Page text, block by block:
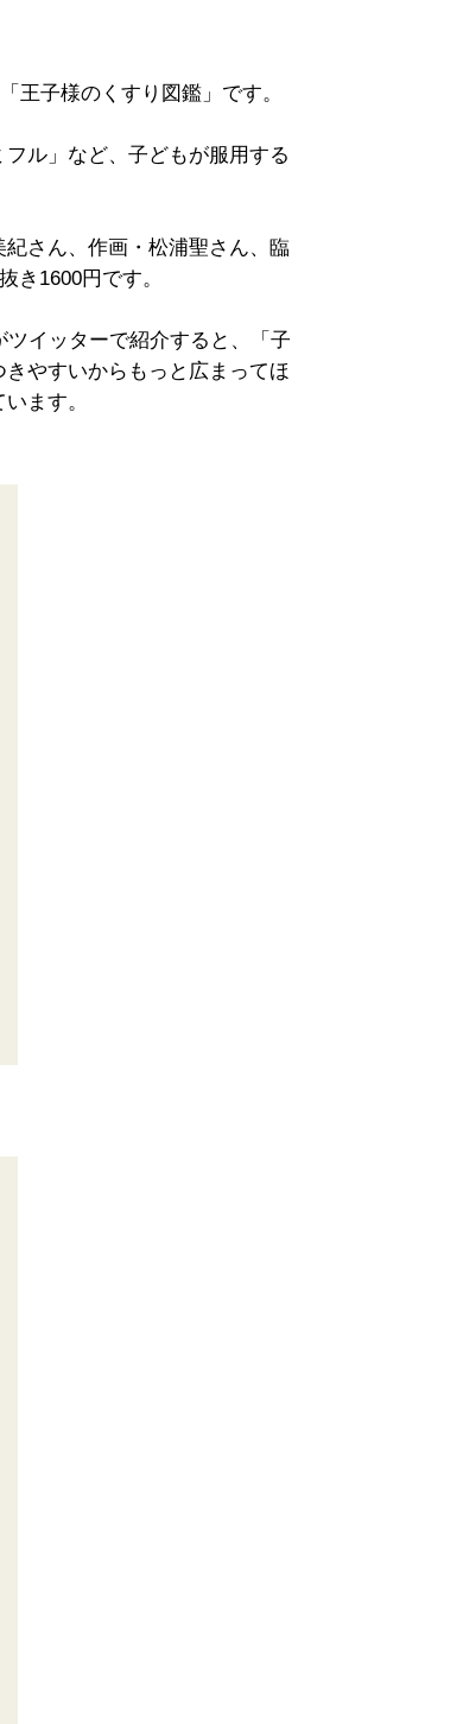
王子様のくすり図鑑」です。
ル」など、子どもが服用する
さん、作画・松浦聖さん、臨
き1600円です。
イッターで紹介すると、「子
やすいからもっと広まってほ
ます。